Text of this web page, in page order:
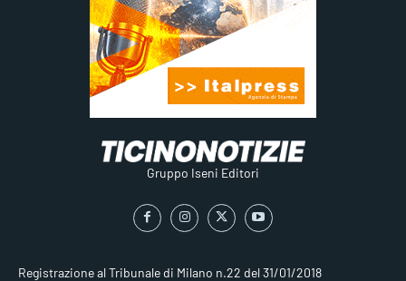
Gruppo Iseni Editori
Registrazione al Tribunale di Milano n.22 del 31/01/2018